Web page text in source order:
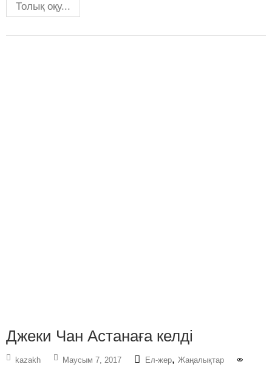
Толық оқу...
Джеки Чан Астанаға келді
kazakh Маусым 7, 2017 Ел-жер, Жаңалықтар